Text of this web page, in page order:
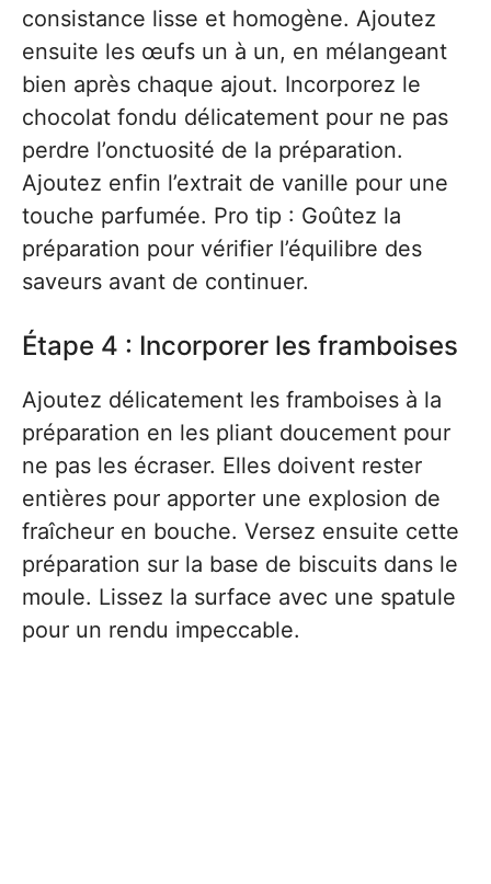
consistance lisse et homogène. Ajoutez
ensuite les œufs un à un, en mélangeant
bien après chaque ajout. Incorporez le
chocolat fondu délicatement pour ne pas
perdre l’onctuosité de la préparation.
Ajoutez enfin l’extrait de vanille pour une
touche parfumée. Pro tip : Goûtez la
préparation pour vérifier l’équilibre des
saveurs avant de continuer.
Étape 4 : Incorporer les framboises
Ajoutez délicatement les framboises à la
préparation en les pliant doucement pour
ne pas les écraser. Elles doivent rester
entières pour apporter une explosion de
fraîcheur en bouche. Versez ensuite cette
préparation sur la base de biscuits dans le
moule. Lissez la surface avec une spatule
pour un rendu impeccable.